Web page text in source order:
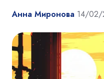
Анна Миронова 14/02/